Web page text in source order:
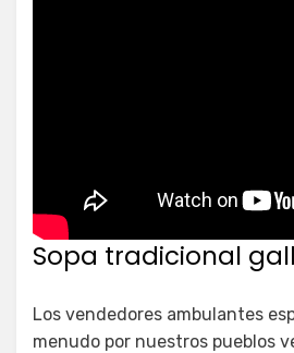
Sopa tradicional
Los vendedores ambulantes
menudo por nuestros pueblos